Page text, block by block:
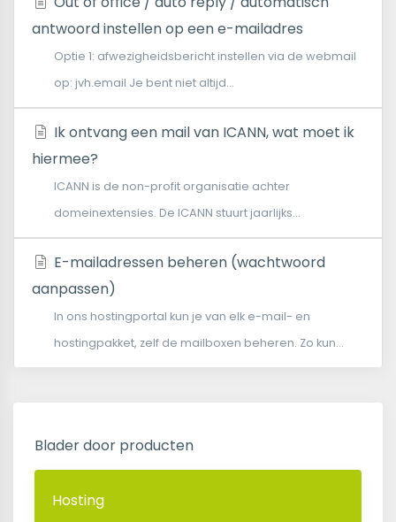
antwoord instellen op een e-mailadres
Optie 1: afwezigheidsbericht instellen via de webmail
op: jvh.email Je bent niet altijd...
hiermee?
ICANN is de non-profit organisatie achter
domeinextensies. De ICANN stuurt jaarlijks...
aanpassen)
In ons hostingportal kun je van elk e-mail- en
hostingpakket, zelf de mailboxen beheren. Zo kun...
Blader door producten
Hosting